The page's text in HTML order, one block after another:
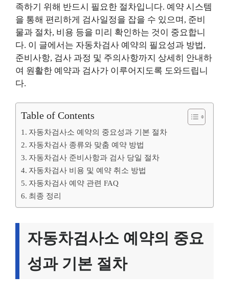
족하기 위해 반드시 필요한 절차입니다. 예약 시스템
을 통해 편리하게 검사일정을 잡을 수 있으며, 준비
물과 절차, 비용 등을 미리 확인하는 것이 중요합니
다. 이 글에서는 자동차검사 예약의 필요성과 방법,
준비사항, 검사 과정 및 주의사항까지 상세히 안내하
여 원활한 예약과 검사가 이루어지도록 도와드립니
다.
Table of Contents
자동차검사소 예약의 중요성과 기본 절차
자동차검사 종류와 맞춤 예약 방법
자동차검사 준비사항과 검사 당일 절차
자동차검사 비용 및 예약 취소 방법
자동차검사 예약 관련 FAQ
최종 정리
자동차검사소 예약의 중요
성과 기본 절차